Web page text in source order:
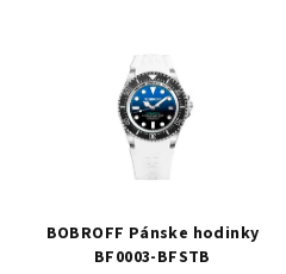
BOBROFF Pánske hodinky
BF0003-BFSTB